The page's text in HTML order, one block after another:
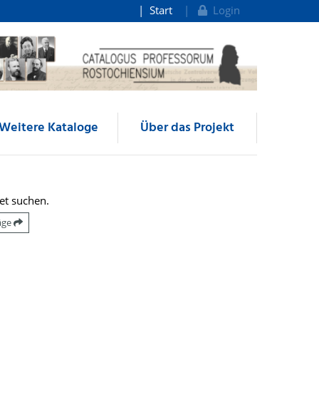
Start Login
Kataloge Über das Projekt
suchen.